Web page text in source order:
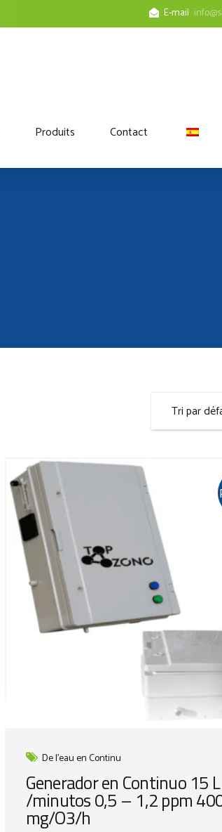
E-mail
Produits Contact
De l'eau en Continu
Generador en Continuo 15 L
/minutos 0,5 – 1,2 ppm
mg/O3/h